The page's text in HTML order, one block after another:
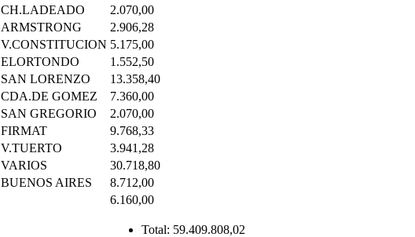
CH.LADEADO
2.070,00
ARMSTRONG
2.906,28
V.CONSTITUCION 5.175,00
ELORTONDO
1.552,50
SAN LORENZO
13.358,40
CDA.DE GOMEZ
7.360,00
SAN GREGORIO
2.070,00
FIRMAT
9.768,33
V.TUERTO
3.941,28
VARIOS
30.718,80
BUENOS AIRES
8.712,00
6.160,00
Total: 59.409.808,02